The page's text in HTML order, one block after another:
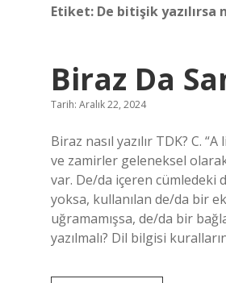
Etiket: De bitişik yazılırsa
Biraz Da
Tarih: Aralık 22, 2024
Biraz nasıl yazılır TDK? C.
ve zamirler geleneksel
var. De/da içeren cümledeki
yoksa, kullanılan de/da bir
uğramamışsa, de/da bir
yazılmalı? Dil bilgisi